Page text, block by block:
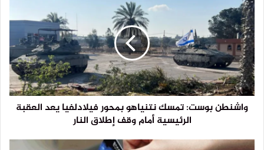
واشنطن بوست: تمسك نتنياهو بمحور فيلادلفيا يعد العقبة
الرئيسية أمام وقف إطلاق النار